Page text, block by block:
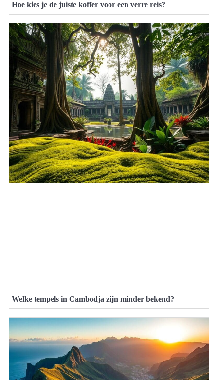
Hoe kies je de juiste koffer voor een verre reis?
Welke tempels in Cambodja zijn minder bekend?